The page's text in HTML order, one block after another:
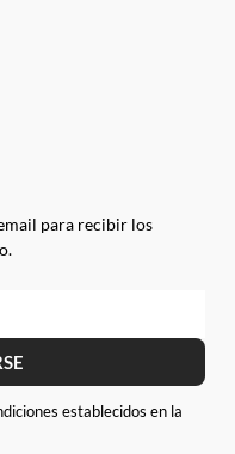
para recibir los
establecidos en la